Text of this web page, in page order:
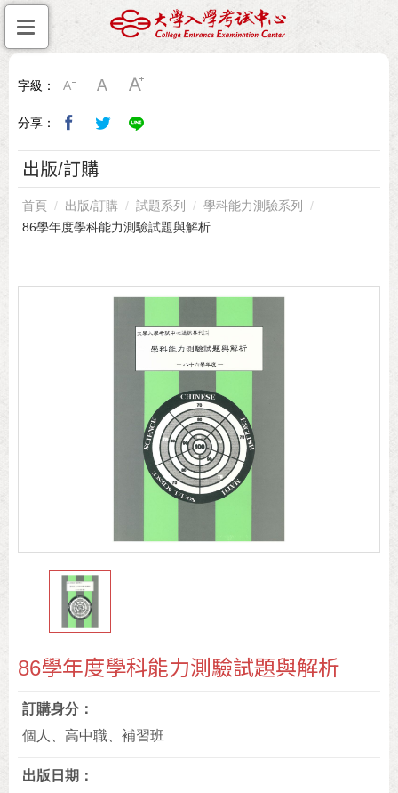
字級：
分享：
出版/訂購
首頁 出版/訂購 試題系列
學科能力測驗系列
86學年度學科能力測驗試題與解析
86學年度學科能力測驗試題與解析
訂購身分
個人、高中職、補習班
出版日期